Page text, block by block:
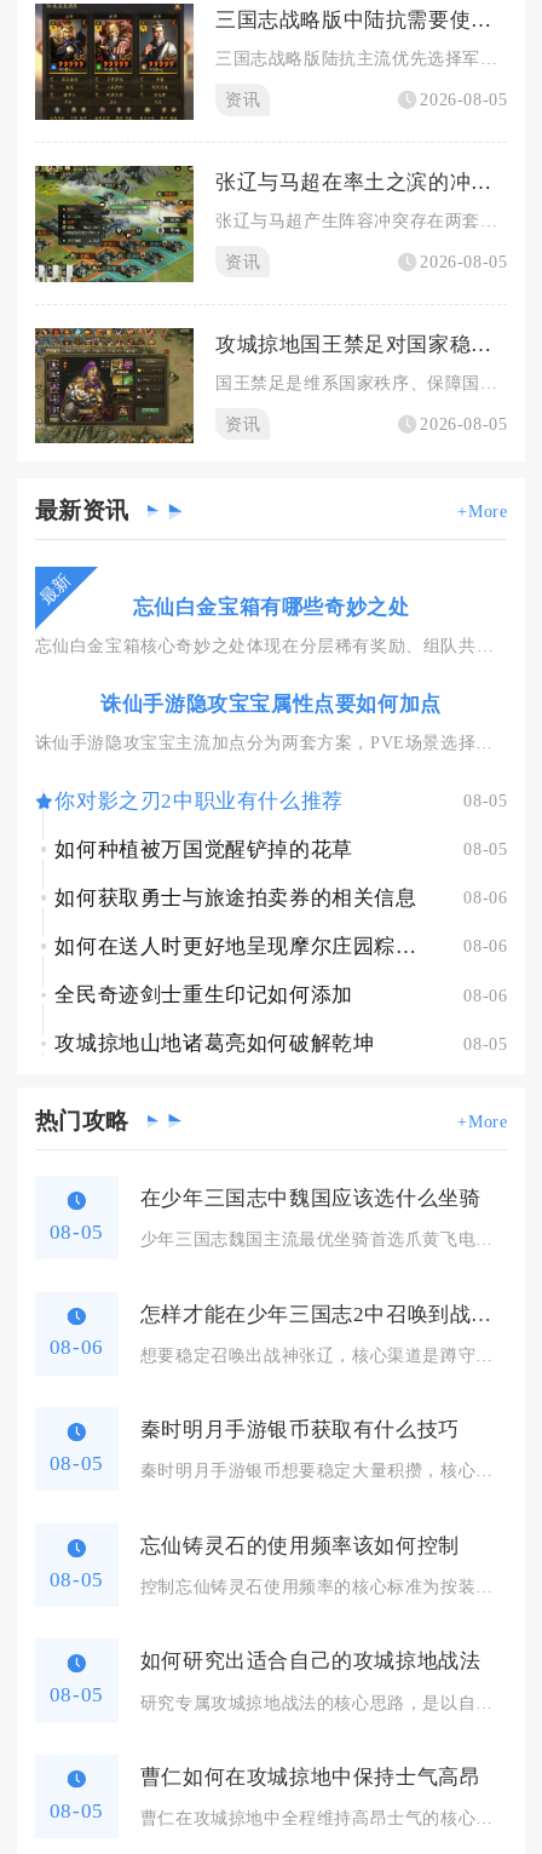
三国志战略版中陆抗需要使用何种兵书
三国志战略版陆抗主流优先选择军形系惜兵爱民兵书组合，备选九变...
资讯 2026-08-05
张辽与马超在率土之滨的冲突如何解决
资讯 2026-08-05
攻城掠地国王禁足对国家稳定有何作用
资讯 2026-08-05
最新资讯 +More
最新 忘仙白金宝箱有哪些奇妙之处
忘仙白金宝箱核心奇妙之处体现在分层稀有奖励、组队共享收益、多...
诛仙手游隐攻宝宝属性点要如何加点
你对影之刃2中职业有什么推荐 08-05
如何种植被万国觉醒铲掉的花草 08-05
如何获取勇士与旅途拍卖券的相关信息 08-06
如何在送人时更好地呈现摩尔庄园粽子的魅力 08-06
全民奇迹剑士重生印记如何添加 08-06
攻城掠地山地诸葛亮如何破解乾坤 08-05
热门攻略 +More
08-05
在少年三国志中魏国应该选什么坐骑
少年三国志魏国主流最优坐骑首选爪黄飞电，爆发输出阵容备选赤兔...
08-06
怎样才能在少年三国志2中召唤到战神张辽
08-05
秦时明月手游银币获取有什么技巧
秦时明月手游银币想要稳定大量积攒，核心思路是优先锁定高收益常...
08-05
忘仙铸灵石的使用频率该如何控制
08-05
如何研究出适合自己的攻城掠地战法
08-05
曹仁如何在攻城掠地中保持士气高昂